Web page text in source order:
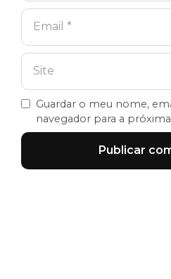
Guardar o meu nome,
navegador para a